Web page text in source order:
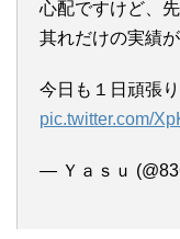
心配ですけど、
其れだけの実績
今日も１日頑張
pic.twitter.com/
— Ｙａｓｕ